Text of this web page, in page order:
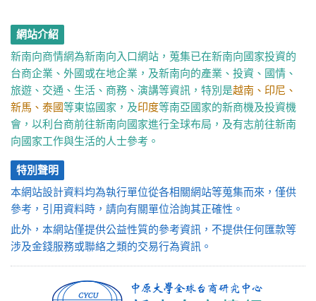
網站介紹
新南向商情網為新南向入口網站，蒐集已在新南向國家投資的
台商企業、外國或在地企業，及新南向的產業、投資、國情、
旅遊、交通、生活、商務、演講等資訊，特別是越南、印尼、
新馬、泰國等東協國家，及印度等南亞國家的新商機及投資機
會，以利台商前往新南向國家進行全球布局，及有志前往新南
向國家工作與生活的人士參考。
特別聲明
本網站設計資料均為執行單位從各相關網站等蒐集而來，僅供
參考，引用資料時，請向有關單位洽詢其正確性。
此外，本網站僅提供公益性質的參考資訊，不提供任何匯款等
涉及金錢服務或聯絡之類的交易行為資訊。